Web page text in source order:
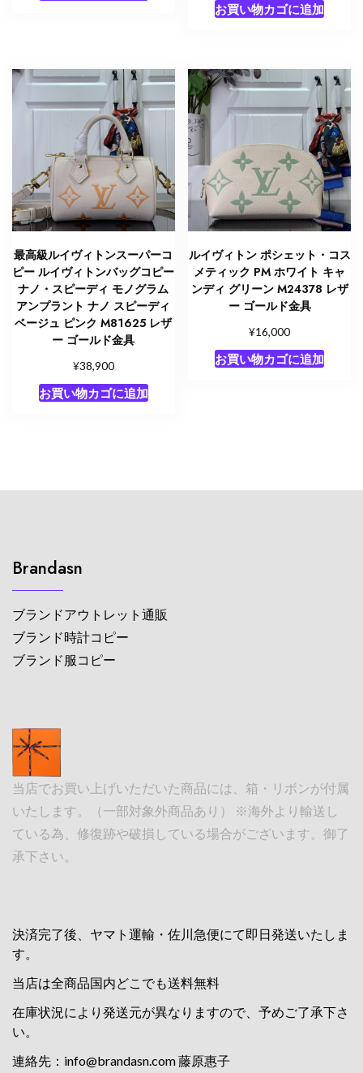
お買い物カゴに追加
最高級ルイヴィトンスーパーコ
ピー ルイヴィトンバッグコピー
ナノ・スピーディ モノグラム
アンプラント ナノ スピーディ
ベージュ ピンク M81625 レザ
ー ゴールド金具
¥38,900
お買い物カゴに追加
ルイヴィトン ポシェット・コス
メティック PM ホワイト キャ
ンディ グリーン M24378 レザ
ー ゴールド金具
¥16,000
お買い物カゴに追加
Brandasn
ブランドアウトレット通販
ブランド時計コピー
ブランド服コピー
当店でお買い上げいただいた商品には、箱・リボンが付属
いたします。（一部対象外商品あり） ※海外より輸送し
ている為、修復跡や破損している場合がございます。御了
承下さい。
決済完了後、ヤマト運輸・佐川急便にて即日発送いたしま
す。
当店は全商品国内どこでも送料無料
在庫状況により発送元が異なりますので、予めご了承下さ
い。
連絡先： info@brandasn.com藤原惠子